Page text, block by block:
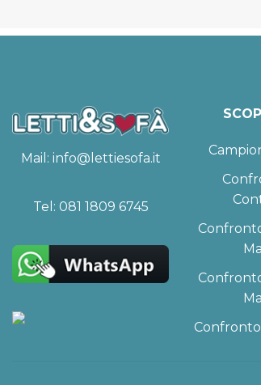
Mail: info@lettiesofa.it
Tel: 081 1809 6745